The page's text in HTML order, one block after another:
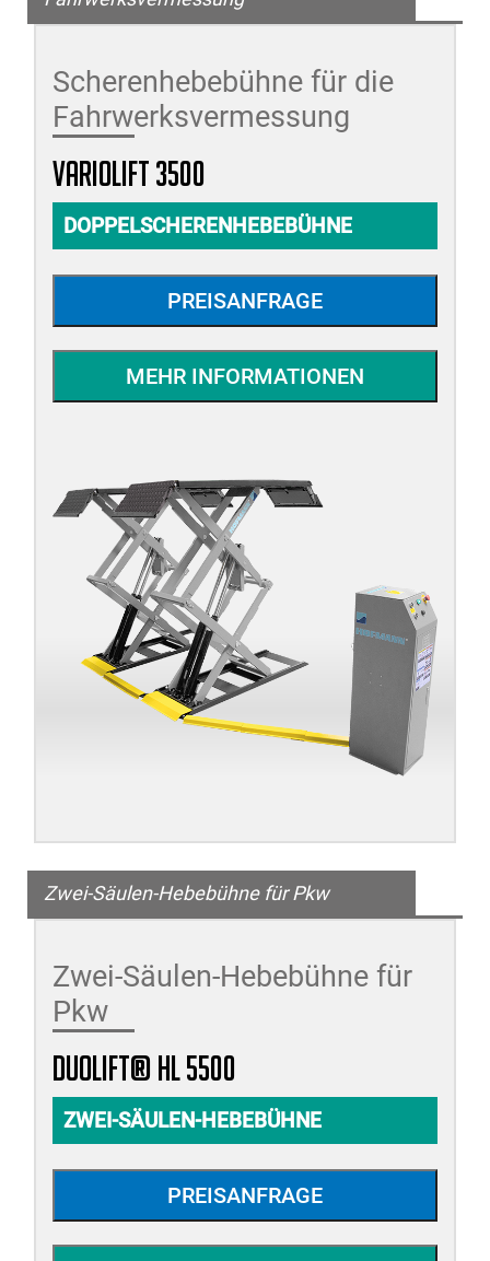
Scherenhebebühne für die
Fahrwerksvermessung
variolift 3500
DOPPELSCHERENHEBEBÜHNE
PREISANFRAGE
MEHR INFORMATIONEN
Zwei-Säulen-Hebebühne für Pkw
Zwei-Säulen-Hebebühne für
Pkw
duolift® HL 5500
ZWEI-SÄULEN-HEBEBÜHNE
PREISANFRAGE